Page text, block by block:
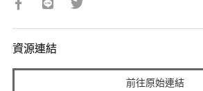
資源連結
前往原始連結